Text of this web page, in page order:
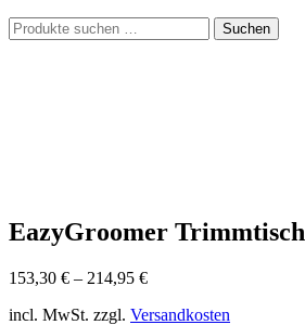
Suchen
nach:
Suchen
EazyGroomer Trimmtisch
153,30 € – 214,95 €
incl. MwSt. zzgl. Versandkosten